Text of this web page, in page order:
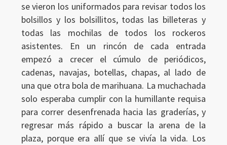
se vieron los uniformados para revisar todos los
bolsillos y los bolsillitos, todas las billeteras y
todas las mochilas de todos los rockeros
asistentes. En un rincón de cada entrada
empezó a crecer el cúmulo de periódicos,
cadenas, navajas, botellas, chapas, al lado de
una que otra bola de marihuana. La muchachada
solo esperaba cumplir con la humillante requisa
para correr desenfrenada hacia las graderías, y
regresar más rápido a buscar la arena de la
plaza, porque era allí que se vivía la vida. Los